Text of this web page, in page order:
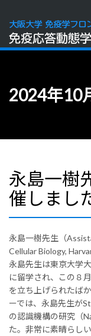
2024年10
永島一樹
催しまし
永島一樹先生（
Cellular Biology,
永島先生は東京大学
に留学され、この８
を立ち上げられたば
ーでは、永島先生が
の認識機構の研究（
た。非常に素晴らし